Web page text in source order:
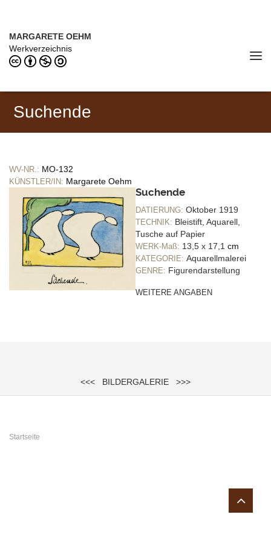
MARGARETE OEHM
Werkverzeichnis
Suchende
WV-NR.: MO-132
KÜNSTLER/IN: Margarete Oehm
Suchende
DATIERUNG: Oktober 1919
TECHNIK: Bleistift, Aquarell,
Tusche auf Papier
WERK-Maß: 13,5 x 17,1 cm
KATEGORIE: Aquarellmalerei
GENRE: Figurendarstellung
WEITERE ANGABEN
<<< BILDERGALERIE >>>
Sie sind hier
Startseite